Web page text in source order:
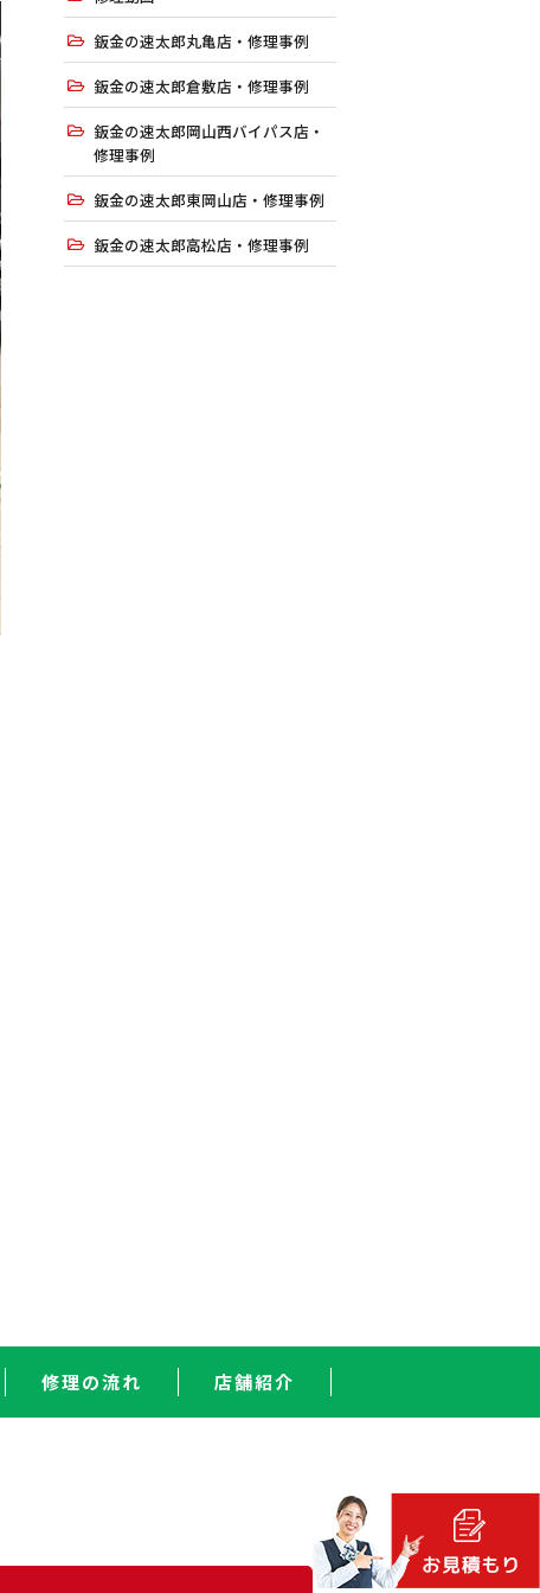
鈑金の速太郎丸亀店・修理事例
鈑金の速太郎倉敷店・修理事例
鈑金の速太郎岡山西バイパス店・
修理事例
鈑金の速太郎東岡山店・修理事例
鈑金の速太郎高松店・修理事例
修理の流れ 店舗紹介